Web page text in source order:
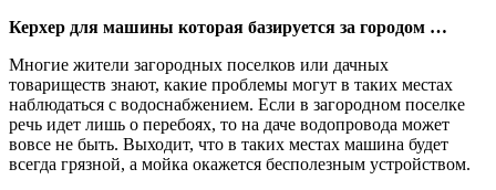
Керхер для машины которая базируется за городом …
Многие жители загородных поселков или дачных
товариществ знают, какие проблемы могут в таких местах
наблюдаться с водоснабжением. Если в загородном поселке
речь идет лишь о перебоях, то на даче водопровода может
вовсе не быть. Выходит, что в таких местах машина будет
всегда грязной, а мойка окажется бесполезным устройством.